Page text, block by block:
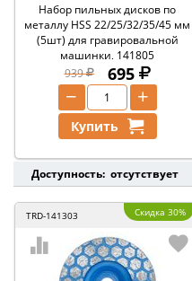
Набор пильных дисков по
металлу HSS 22/25/32/35/45 мм
(5шт) для гравировальной
машинки, 141805
939
695
+
−
Купить
Доступность: отсутствует
TRD-141303 Скидка 30%